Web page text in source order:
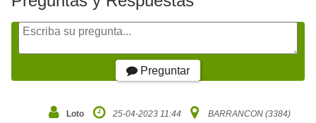
Preguntar
Loto 25-04-2023 11:44
BARRANCON (3384)